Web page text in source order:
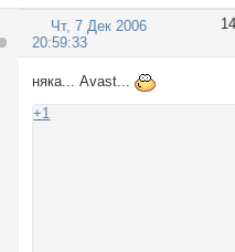
14
Чт, 7 Дек 2006
20:59:33
няка... Avast...
+1